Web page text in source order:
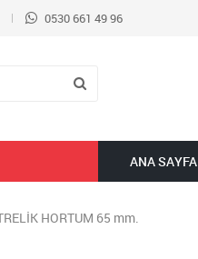
0530 661 49 96
ANA SAYFA
HORTUM 65 mm.